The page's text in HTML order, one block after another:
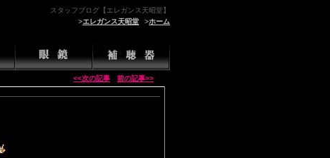
スタッフブログ【エレガンス天昭堂】
>エレガンス天昭堂 >ホーム
<<次の記事 前の記事>>